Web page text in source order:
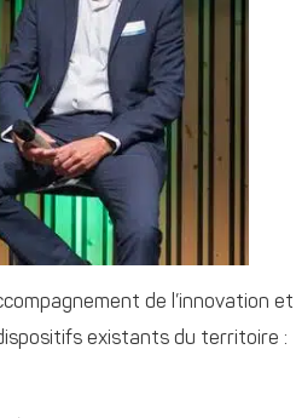
de l’innovation et
existants du territoire :